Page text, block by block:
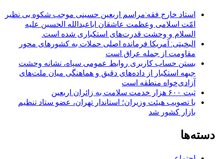
استاد خارج فقه:مراسم اربعین حسینی موجب شکوه بی نظیر
امّت اسلامی وعظمت عاشقان اباعبدالله الحسین علیه
السلام و وحشت قدرت‌های استکباری شده است.
البخیتی: آمریکا فرمانده اصلی حملات به کشورهای محور
مقاومت از جمله عراق است
بستن حساب کاربری روابط عمومی سپاه، نشانه‌ وحشت
جبهه استکبار از داده‌های دقیق و هماهنگی میان ملت‌های
آزادی‌خواه منطقه است
ثبت ۶۰۰ هزار خدمت سلامت به زائران اربعین
با تصویب هیئت وزیران؛ استاندار تهران، عضو ستاد تنظیم
بازار کشور شد
دسته‌ها